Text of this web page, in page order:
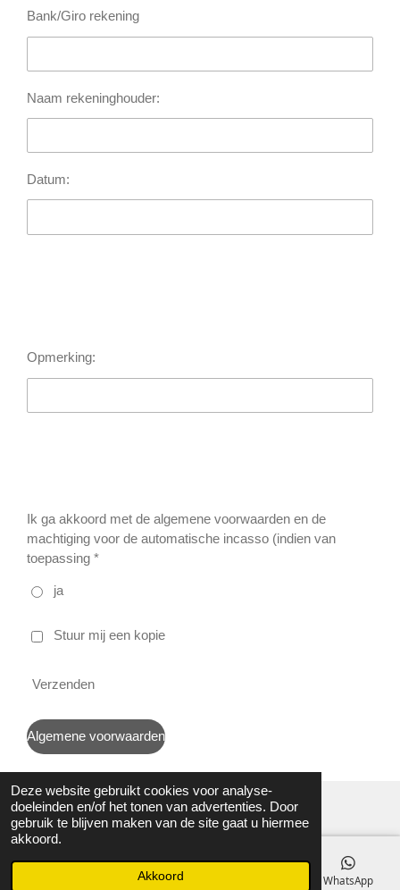
Deze website gebruikt cookies voor analyse-
doeleinden en/of het tonen van advertenties. Door
gebruik te blijven maken van de site gaat u hiermee
akkoord.
Akkoord
Bank/Giro rekening
Naam rekeninghouder:
Datum:
Opmerking:
Ik ga akkoord met de algemene voorwaarden en de
machtiging voor de automatische incasso (indien van
toepassing *
ja
Stuur mij een kopie
Verzenden
Algemene voorwaarden
F
I
Y
o
T
i
W
Telefoonnummer WhatsApp